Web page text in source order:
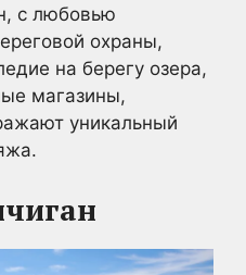
с любовью
охраны,
на берегу озера,
магазины,
уникальный